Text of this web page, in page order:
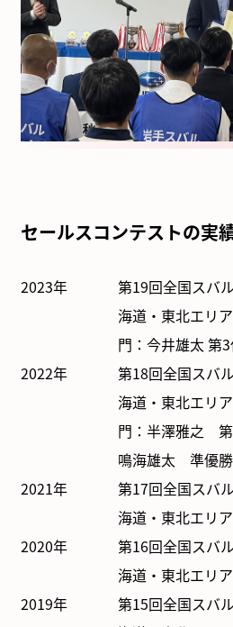
セールスコンテストの実
2023年
第19回全国スバ
海道・東北エリ
門：今井雄太 第
2022年
第18回全国スバ
海道・東北エリ
門：半澤雅之
鳴海雄太 準優勝
2021年
第17回全国スバ
海道・東北エリ
2020年
第16回全国スバ
海道・東北エリ
2019年
第15回全国スバ